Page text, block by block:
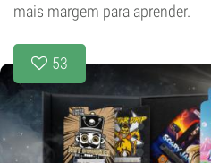
mais margem para aprender.
53